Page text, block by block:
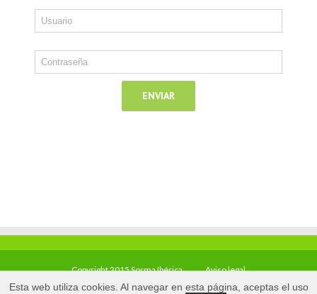
Copyright 2015 Sorma Ibérica Aviso legal
Esta web utiliza cookies. Al navegar en esta página, aceptas el uso